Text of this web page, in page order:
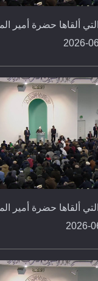
ألقاها حضرة أمير
ألقاها حضرة أمير